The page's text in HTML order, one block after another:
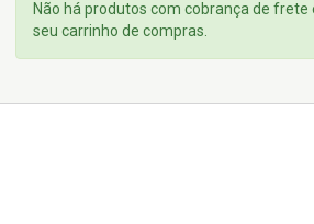
Não há produtos com cobrança de frete
seu carrinho de compras.